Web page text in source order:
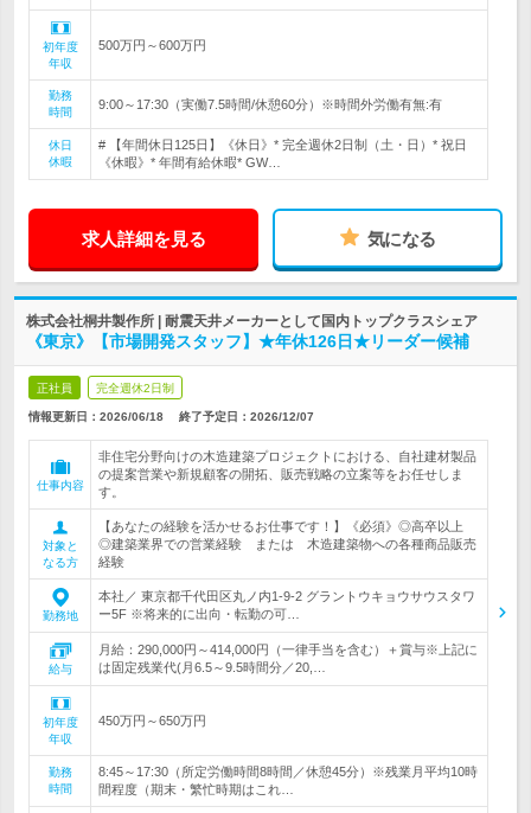
初年度
年収
500万円～600万円
勤務
時間
9:00～17:30（実働7.5時間/休憩60分）※時間外労働有無:有
休日
休暇
# 【年間休日125日】《休日》* 完全週休2日制（土・日）* 祝日
《休暇》* 年間有給休暇* GW…
求人詳細を見る 気になる
株式会社桐井製作所 | 耐震天井メーカーとして国内トップクラスシェア
《東京》【市場開発スタッフ】★年休126日★リーダー候補
正社員 完全週休2日制
情報更新日：2026/06/18 終了予定日： 2026/12/07
仕事内容
非住宅分野向けの木造建築プロジェクトにおける、自社建材製品
の提案営業や新規顧客の開拓、販売戦略の立案等をお任せしま
す。
対象と
なる方
【あなたの経験を活かせるお仕事です！】《必須》◎高卒以上
◎建築業界での営業経験 または 木造建築物への各種商品販売
経験
勤務地
本社／ 東京都千代田区丸ノ内1-9-2 グラントウキョウサウスタワ
ー5F ※将来的に出向・転勤の可…
給与
月給：290,000円～414,000円（一律手当を含む）＋賞与※上記に
は固定残業代(月6.5～9.5時間分／20,…
初年度
年収
450万円～650万円
勤務
時間
8:45～17:30（所定労働時間8時間／休憩45分）※残業月平均10時
間程度（期末・繁忙時期はこれ…